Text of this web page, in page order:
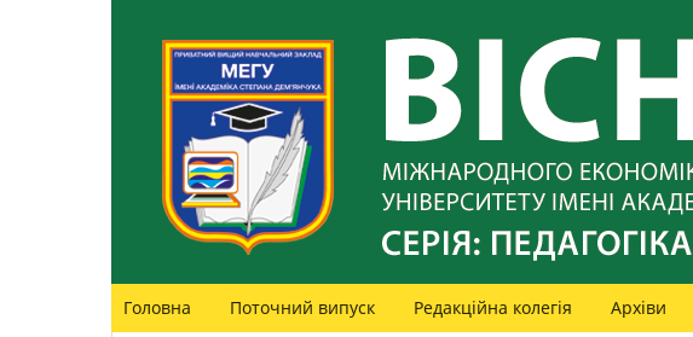
Головна Поточний випуск Редакційна колегія Архіви